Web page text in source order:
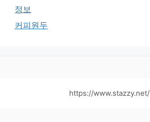
정보
커피원두
https://www.stazzy.net/